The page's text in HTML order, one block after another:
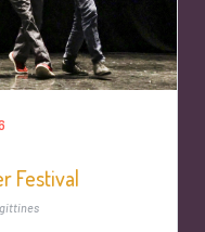
Festival